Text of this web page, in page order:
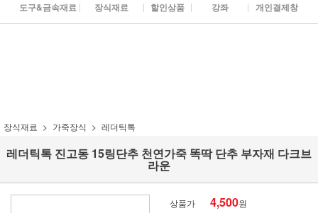
도구&금속재료 장식재료 할인상품 강좌 개인결제창
장식재료 가죽장식 레더틱톡
레더틱톡 진고동 15링단추 천연가죽 똑딱 단추 부자재 다크브
라운
상품가 4,500원